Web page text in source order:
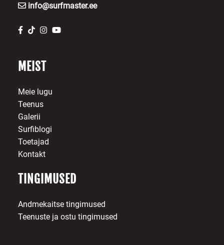
info@surfmaster.ee
MEIST
Meie lugu
Teenus
Galerii
Surfiblogi
Toetajad
Kontakt
TINGIMUSED
Andmekaitse tingimused
Teenuste ja ostu tingimused